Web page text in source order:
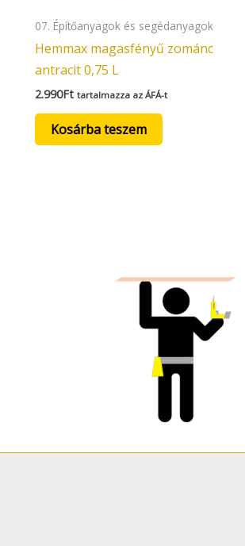
07. Építőanyagok és segédanyagok
Hemmax magasfényű zománc
antracit 0,75 L
2.990Ft tartalmazza az ÁFÁ-t
Kosárba teszem